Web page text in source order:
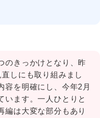
のきっかけとなり、昨
しにも取り組みまし
容を明確にし、今年2月
います。一人ひとりと
編は大変な部分もあり